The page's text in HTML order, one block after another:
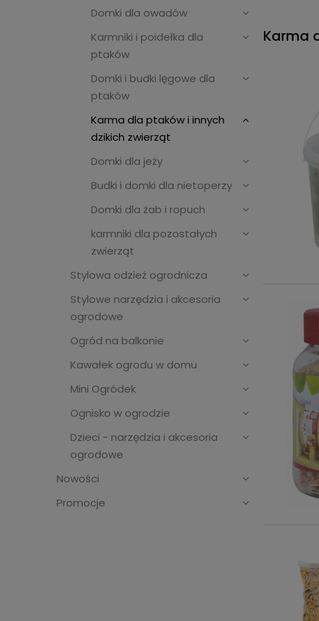
Domki dla owadów
Karmniki i poidełka dla
ptaków
Domki i budki lęgowe dla
ptaków
Karma dla ptaków i innych
dzikich zwierząt
Domki dla jeży
Budki i domki dla nietoperzy
Domki dla żab i ropuch
karmniki dla pozostałych
zwierząt
Stylowa odzież ogrodnicza
Stylowe narzędzia i akcesoria
ogrodowe
Ogród na balkonie
Kawałek ogrodu w domu
Mini Ogródek
Ognisko w ogrodzie
Dzieci - narzędzia i akcesoria
ogrodowe
Nowości
Promocje
Karma